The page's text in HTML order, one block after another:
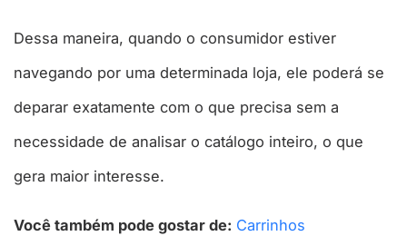
Dessa maneira, quando o consumidor estiver
navegando por uma determinada loja, ele poderá se
deparar exatamente com o que precisa sem a
necessidade de analisar o catálogo inteiro, o que
gera maior interesse.
Você também pode gostar de: Carrinhos